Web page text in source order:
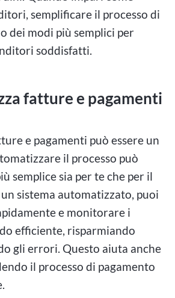
semplificare il processo di
dei modi più semplici per
soddisfatti.
fatture e pagamenti
e pagamenti può essere un
il processo può
semplice sia per te che per il
sistema automatizzato, puoi
e monitorare i
efficiente, risparmiando
gli errori. Questo aiuta anche
il processo di pagamento